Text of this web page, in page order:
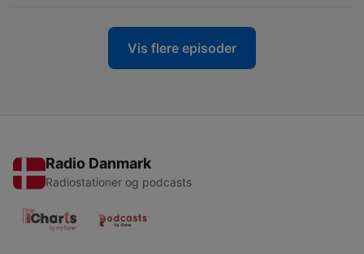
Vis flere episoder
Radio Danmark
Radiostationer og podcasts